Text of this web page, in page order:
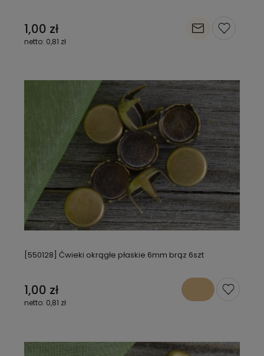
1,00 zł
0,81 zł
[550128] Ćwieki okrągłe płaskie 6mm brąz 6szt
1,00 zł
0,81 zł